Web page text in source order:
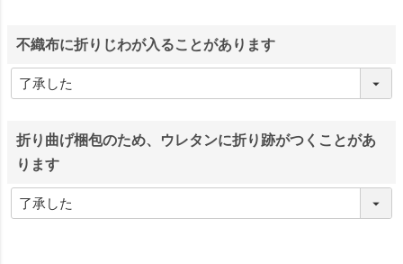
不織布に折りじわが入ることがあります
折り曲げ梱包のため、ウレタンに折り跡がつくことがあ
ります